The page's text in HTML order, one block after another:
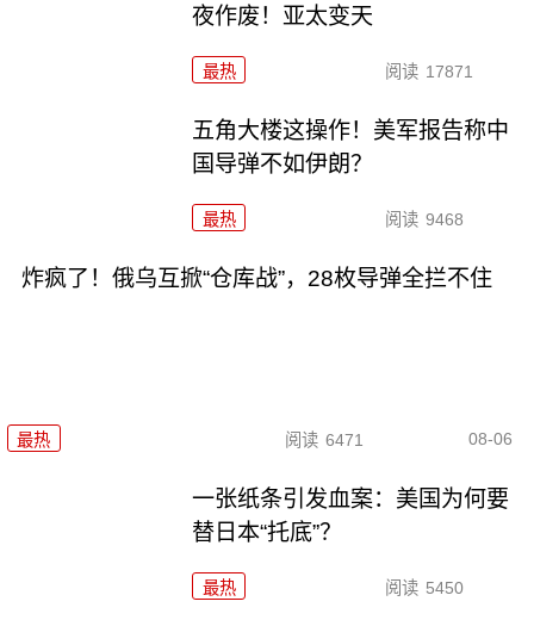
夜作废！亚太变天
最热 阅读 17871
五角大楼这操作！美军报告称中
国导弹不如伊朗？
最热 阅读 9468
炸疯了！俄乌互掀“仓库战”，28枚导弹全拦不住
最热 阅读 6471 08-06
一张纸条引发血案：美国为何要
替日本“托底”？
最热 阅读 5450